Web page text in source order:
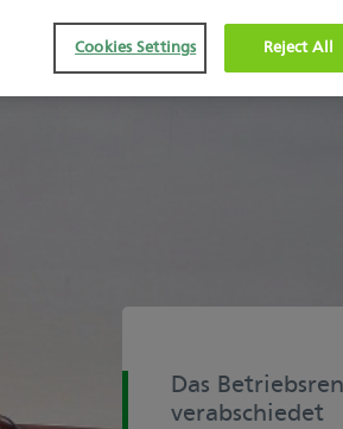
Das
verabschiedet
Cookies Settings Reject All